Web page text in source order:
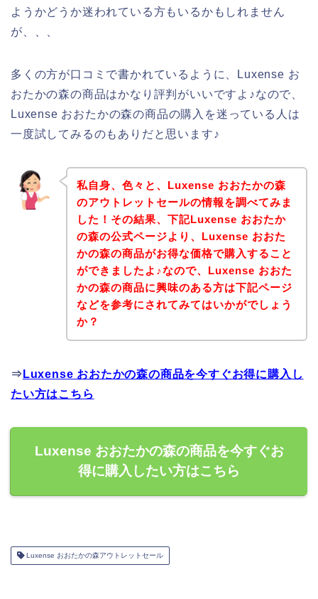
ようかどうか迷われている方もいるかもしれません
が、、、
多くの方が口コミで書かれているように、Luxense お
おたかの森の商品はかなり評判がいいですよ♪なので、
Luxense おおたかの森の商品の購入を迷っている人は
一度試してみるのもありだと思います♪
私自身、色々と、Luxense おおたかの森
のアウトレットセールの情報を調べてみま
した！その結果、下記Luxense おおたか
の森の公式ページより、Luxense おおた
かの森の商品がお得な価格で購入すること
ができましたよ♪なので、Luxense おおた
かの森の商品に興味のある方は下記ページ
などを参考にされてみてはいかがでしょう
か？
⇒ Luxense おおたかの森の商品を今すぐお得に購入し
たい方はこちら
Luxense おおたかの森の商品を今すぐお
得に購入したい方はこちら
Luxense おおたかの森アウトレットセール